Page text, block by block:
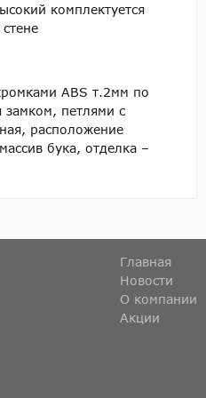
комплектуется
ABS т.2мм по
замком, петлями с
расположение
бука, отделка –
Главная
Новости
О компании
Акции